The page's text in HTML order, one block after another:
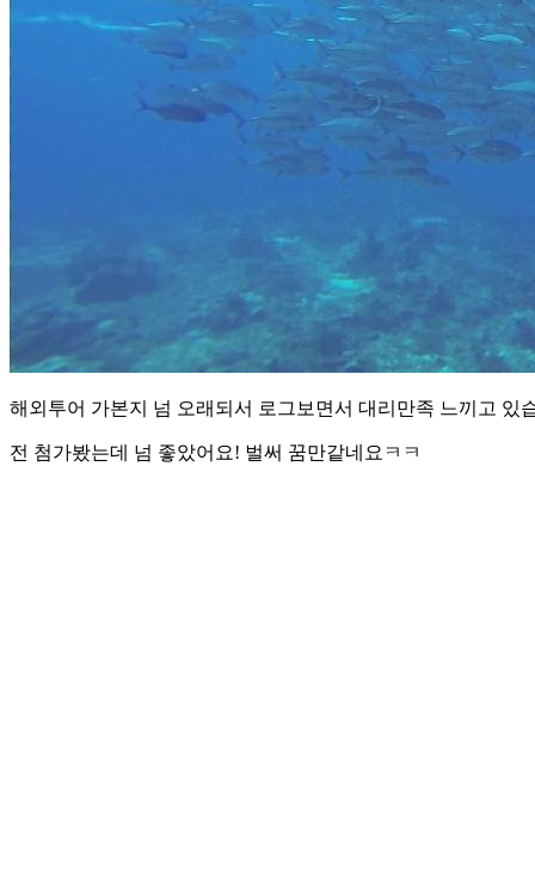
해외투어 가본지 넘 오래되서 로그보면서 대리만족 느끼고 있
전 첨가봤는데 넘 좋았어요! 벌써 꿈만같네요ㅋㅋ